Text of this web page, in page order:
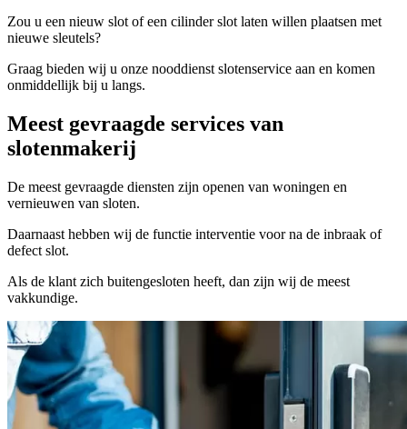
Zou u een nieuw slot of een cilinder slot laten willen plaatsen met
nieuwe sleutels?
Graag bieden wij u onze nooddienst slotenservice aan en komen
onmiddellijk bij u langs.
Meest gevraagde services van
slotenmakerij
De meest gevraagde diensten zijn openen van woningen en
vernieuwen van sloten.
Daarnaast hebben wij de functie interventie voor na de inbraak of
defect slot.
Als de klant zich buitengesloten heeft, dan zijn wij de meest
vakkundige.